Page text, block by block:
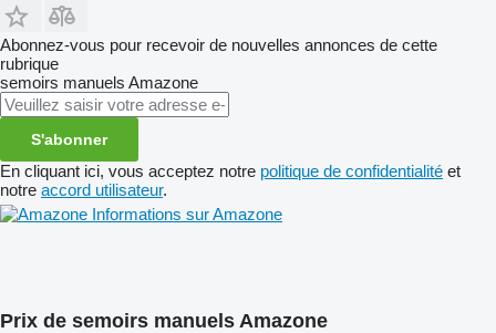
Abonnez-vous pour recevoir de nouvelles annonces de cette
rubrique
semoirs manuels Amazone
S'abonner
En cliquant ici, vous acceptez notre politique de confidentialité et
notre accord utilisateur.
Informations sur Amazone
Prix de semoirs manuels Amazone